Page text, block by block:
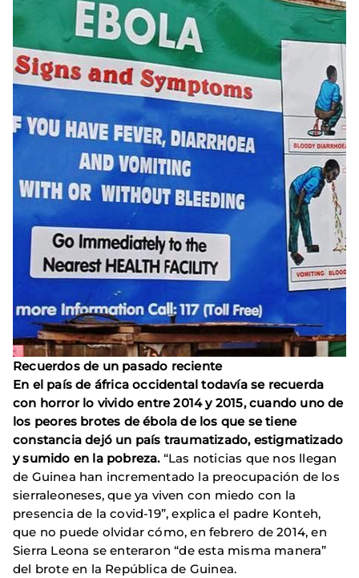
Recuerdos de un pasado reciente
En el país de áfrica occidental todavía se recuerda
con horror lo vivido entre 2014 y 2015, cuando uno de
los peores brotes de ébola de los que se tiene
constancia dejó un país traumatizado, estigmatizado
y sumido en la pobreza. “Las noticias que nos llegan
de Guinea han incrementado la preocupación de los
sierraleoneses, que ya viven con miedo con la
presencia de la covid-19”, explica el padre Konteh,
que no puede olvidar cómo, en febrero de 2014, en
Sierra Leona se enteraron “de esta misma manera”
del brote en la República de Guinea.